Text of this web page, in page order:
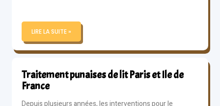
LIRE LA SUITE »
Traitement punaises de lit Paris et Ile de
France
Depuis plusieurs années, les interventions pour le